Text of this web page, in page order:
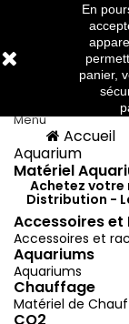
En
panier,
Téléphone:03 88
Menu
Accueil
Aquarium
Matériel
Achetez votre
Distribution -
Accessoires et
Accessoires et
Aquariums
Aquariums
Chauffage
Matériel de